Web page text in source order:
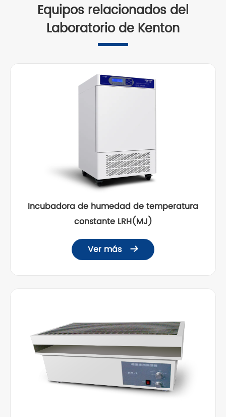
Equipos relacionados del
Laboratorio de Kenton
Incubadora de humedad de temperatura
constante LRH(MJ)
Ver más 